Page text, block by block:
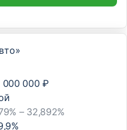
000 000 ₽
– 32,892%
%